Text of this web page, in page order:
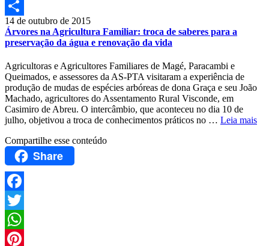
Print
Compartilhar
14 de outubro de 2015
Árvores na Agricultura Familiar: troca de saberes para a
preservação da água e renovação da vida
Agricultoras e Agricultores Familiares de Magé, Paracambi e
Queimados, e assessores da AS-PTA visitaram a experiência de
produção de mudas de espécies arbóreas de dona Graça e seu João
Machado, agricultores do Assentamento Rural Visconde, em
Casimiro de Abreu. O intercâmbio, que aconteceu no dia 10 de
julho, objetivou a troca de conhecimentos práticos no … Leia mais
Compartilhe esse conteúdo
Share
Facebook
Twitter
WhatsApp